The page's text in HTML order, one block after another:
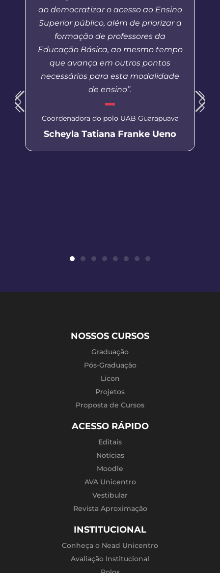
ao democratizar o acesso ao Ensino
Superior público, além de priorizar a
formação de professores da
Educação Básica, ao mesmo tempo
que avança em outros pontos
necessários para esta modalidade
de ensino”.
Coordenadora do polo UAB Guarapuava
Scheyla Tatiana Franke Ueno
NOSSOS CURSOS
Graduação
Pós-Graduação
Licon
Projetos
Proposta de Cursos
ACESSO RÁPIDO
Editais
Notícias
Moodle
AVA Unicentro
Vestibular
Revista Aproximação
INSTITUCIONAL
Conheça o Nead Unicentro
Avaliação Institucional